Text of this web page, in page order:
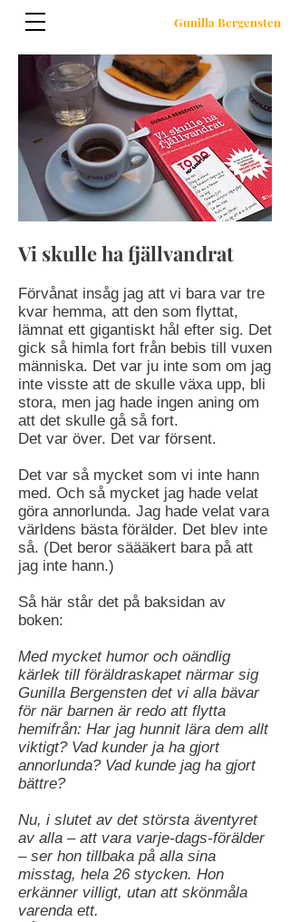
Gunilla Bergensten
Vi skulle ha fjällvandrat
Förvånat insåg jag att vi bara var tre
kvar hemma, att den som flyttat,
lämnat ett gigantiskt hål efter sig. Det
gick så himla fort från bebis till vuxen
människa. Det var ju inte som om jag
inte visste att de skulle växa upp, bli
stora, men jag hade ingen aning om
att det skulle gå så fort.
Det var över. Det var försent.
Det var så mycket som vi inte hann
med. Och så mycket jag hade velat
göra annorlunda. Jag hade velat vara
världens bästa förälder. Det blev inte
så. (Det beror säääkert bara på att
jag inte hann.)
Så här står det på baksidan av
boken:
Med mycket humor och oändlig
kärlek till föräldraskapet närmar sig
Gunilla Bergensten det vi alla bävar
för när barnen är redo att flytta
hemifrån: Har jag hunnit lära dem allt
viktigt? Vad kunder ja ha gjort
annorlunda? Vad kunde jag ha gjort
bättre?
Nu, i slutet av det största äventyret
av alla – att vara varje-dags-förälder
– ser hon tillbaka på alla sina
misstag, hela 26 stycken. Hon
erkänner villigt, utan att skönmåla
varenda ett.